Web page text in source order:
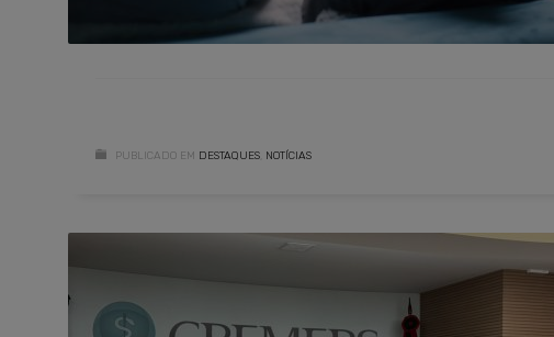
PUBLICADO EM DESTAQUES NOTÍCIAS